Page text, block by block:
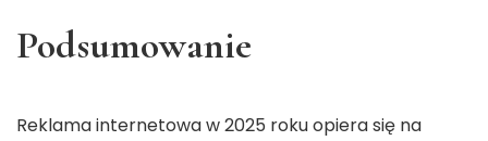
Podsumowanie
Reklama internetowa w 2025 roku opiera się na